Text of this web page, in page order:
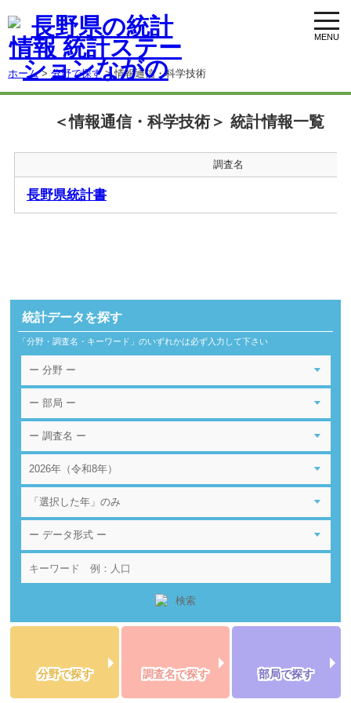
ホーム> 分野で探す> 情報通信・科学技術
＜情報通信・科学技術＞ 統計情報一覧
調査名
長野県統計書
統計データを探す
「分野・調査名・キーワード」のいずれかは必ず入力して下さい
分野で探す 調査名で探す 部局で探す